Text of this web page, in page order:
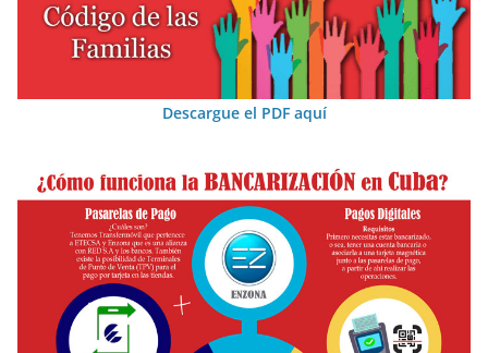
Descargue el PDF aquí